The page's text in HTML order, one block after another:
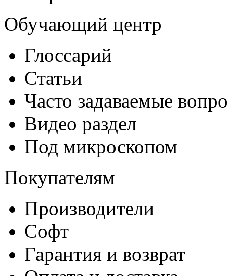
Обучающий центр
Глоссарий
Статьи
Часто задаваемые
Видео раздел
Под микроскопом
Покупателям
Производители
Софт
Гарантия и возврат